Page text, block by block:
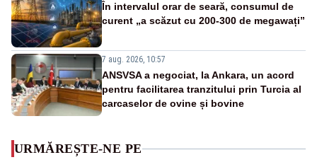
În intervalul orar de seară, consumul de
curent „a scăzut cu 200-300 de megawați”
7 aug. 2026, 10:57
ANSVSA a negociat, la Ankara, un acord
pentru facilitarea tranzitului prin Turcia al
carcaselor de ovine și bovine
URMĂREȘTE-NE PE